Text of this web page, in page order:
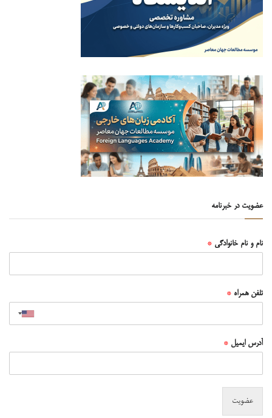
عضویت در خبرنامه
نام و نام خانوادگی *
تلفن همراه *
آدرس ایمیل *
عضویت